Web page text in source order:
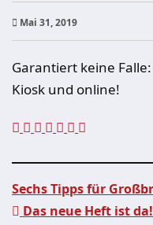
Mai 31, 2019
Garantiert keine
Kiosk und online!
Sechs Tipps für
Das neue Heft ist da!